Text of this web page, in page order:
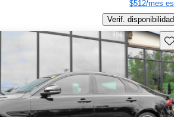
$512/mes
Verif. disponibilidad